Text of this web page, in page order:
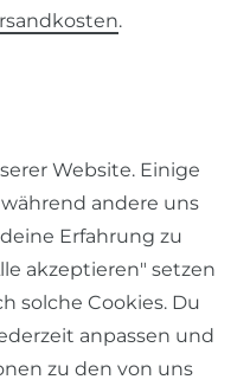
.
AGB
Website. Einige
andere uns
Erfahrung zu
akzeptieren" setzen
solche Cookies. Du
anpassen und
zu den von uns